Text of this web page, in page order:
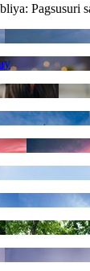
Pagsusuri